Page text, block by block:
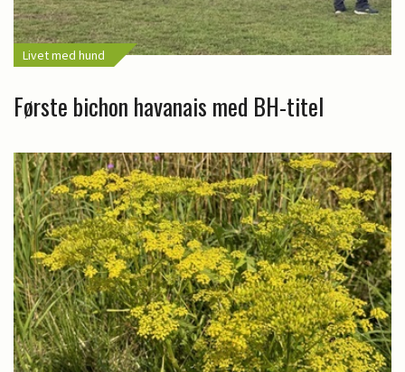
Livet med hund
Første bichon havanais med BH-titel